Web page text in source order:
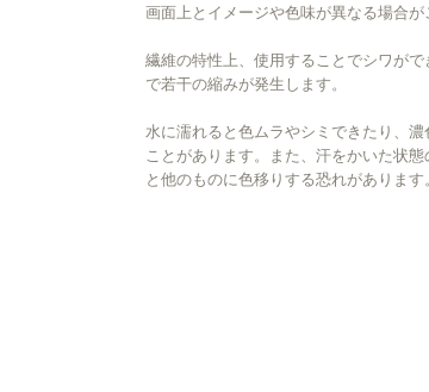
画面上とイメージや色味が異なる場合が
繊維の特性上、使用することでシワが
で若干の縮みが発生します。
水に濡れると色ムラやシミできたり、
ことがあります。また、汗をかいた状
と他のものに色移りする恐れがあります。